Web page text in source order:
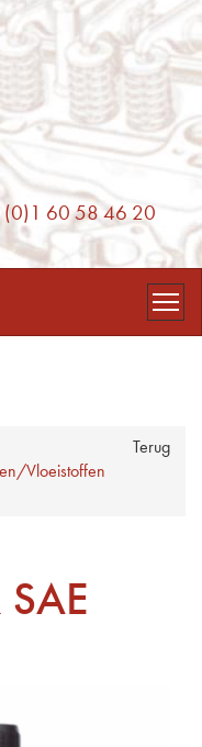
60 58 46 20
Terug
Vloeistoffen